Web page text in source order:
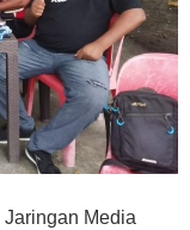
Media